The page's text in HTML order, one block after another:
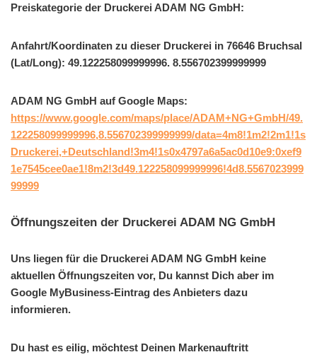
Preiskategorie der Druckerei ADAM NG GmbH:
Anfahrt/Koordinaten zu dieser Druckerei in 76646 Bruchsal
(Lat/Long): 49.122258099999996. 8.556702399999999
ADAM NG GmbH auf Google Maps:
https://www.google.com/maps/place/ADAM+NG+GmbH/49.
122258099999996,8.556702399999999/data=4m8!1m2!2m1!1s
Druckerei,+Deutschland!3m4!1s0x4797a6a5ac0d10e9:0xef9
1e7545cee0ae1!8m2!3d49.122258099999996!4d8.5567023999
99999
Öffnungszeiten der Druckerei ADAM NG GmbH
Uns liegen für die Druckerei ADAM NG GmbH keine
aktuellen Öffnungszeiten vor, Du kannst Dich aber im
Google MyBusiness-Eintrag des Anbieters dazu
informieren.
Du hast es eilig, möchtest Deinen Markenauftritt